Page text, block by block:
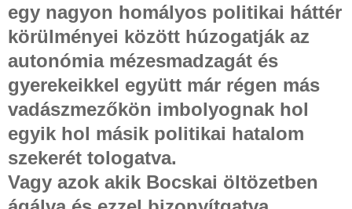
egy nagyon homályos politikai háttér
körülményei között húzogatják az
autonómia mézesmadzagát és
gyerekeikkel együtt már régen más
vadászmezőkön imbolyognak hol
egyik hol másik politikai hatalom
szekerét tologatva.
Vagy azok akik Bocskai öltözetben